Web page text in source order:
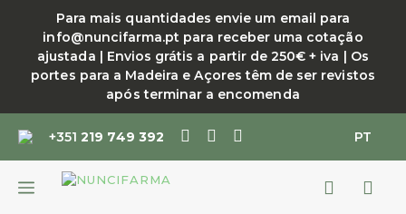
conteúdo
Para mais quantidades envie um email para
info@nuncifarma.pt para receber uma cotação
ajustada | Envios grátis a partir de 250€ + iva | Os
portes para a Madeira e Açores têm de ser revistos
após terminar a encomenda
+351219 749 392 PT
MENU